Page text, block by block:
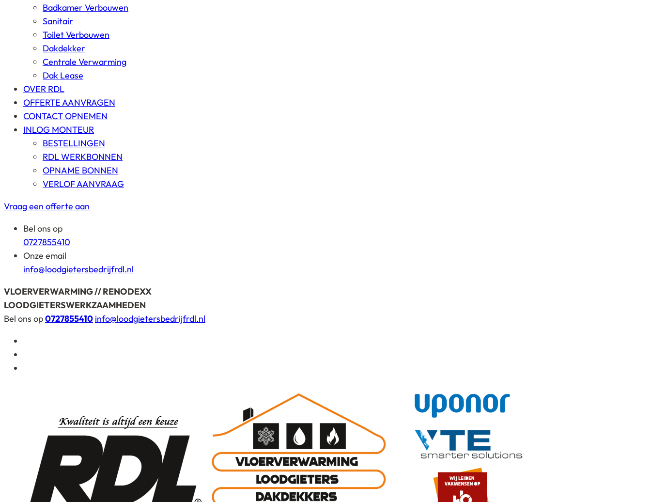
Badkamer Verbouwen
Sanitair
Toilet Verbouwen
Dakdekker
Centrale Verwarming
Dak Lease
OVER RDL
OFFERTE AANVRAGEN
CONTACT OPNEMEN
INLOG MONTEUR
BESTELLINGEN
RDL WERKBONNEN
OPNAME BONNEN
VERLOF AANVRAAG
Vraag een offerte aan
Bel ons op
0727855410
Onze email
info@loodgietersbedrijfrdl.nl
VLOERVERWARMING // RENODEXX
LOODGIETERSWERKZAAMHEDEN
Bel ons op0727855410 info@loodgietersbedrijfrdl.nl